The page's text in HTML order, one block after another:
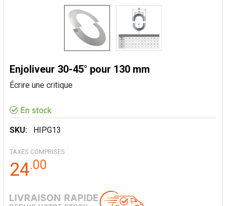
Enjoliveur 30-45° pour 130 mm
Écrire une critique
SKU: HIPG13
TAXES COMPRISES
24.00